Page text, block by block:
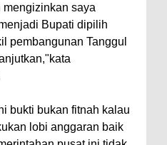
saya
Bupati dipilih
pembangunan Tanggul
bukti bukan fitnah kalau
lobi anggaran baik